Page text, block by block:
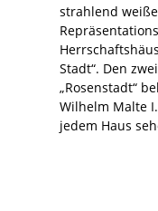
strahlend
Stadt“. Den
„Rosenstadt“
Wilhelm Malte
jedem Haus